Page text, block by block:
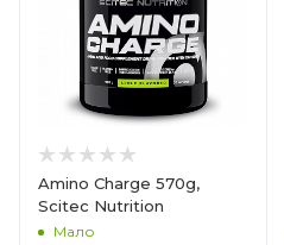
Amino Charge 570g,
Scitec Nutrition
Мало